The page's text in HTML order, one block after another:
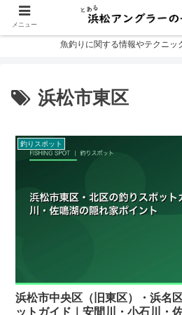
魚釣りに関する情報やテクニッ
浜松市東区
釣りスポット
浜松市中央区（旧東区）・浜名
ットガイド｜安間川・小石川・
メニュー